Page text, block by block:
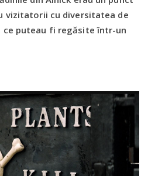
vizitatorii cu diversitatea de
ce puteau fi regăsite într-un